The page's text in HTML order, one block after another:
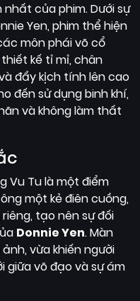
của phim. Dưới sự
Yen, phim thể hiện
môn phái võ cổ
kế tỉ mỉ, chân
đẩy kịch tính lên cao
đến sử dụng binh khí,
và không làm thất
Vu Tu là một điểm
một kẻ điên cuồng,
tạo nên sự đối
Donnie Yen. Màn
vừa khiến người
giữa võ đạo và sự ám